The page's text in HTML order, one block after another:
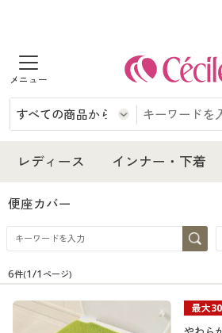
商品を探す
レディース
レディースファッション
女性下着
インナー・下着
インナー・下着通販すべて
女性下着
メンズ下着
メンズ
メンズ通販すべて
メンズファッション
メンズ下着
家電・雑貨
家電・雑貨すべて
寝具・インテリア・家具
寝具・インテリア・家具通販すべて
美容・健康
レディース インナー・下着
便座カバー
在庫 在庫のある商品のみ表
カテゴリ
6件(1/1 ページ)
最大